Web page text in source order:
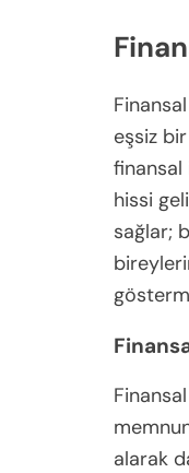
eşsiz
finansal
hissi
sağlar;
alarak